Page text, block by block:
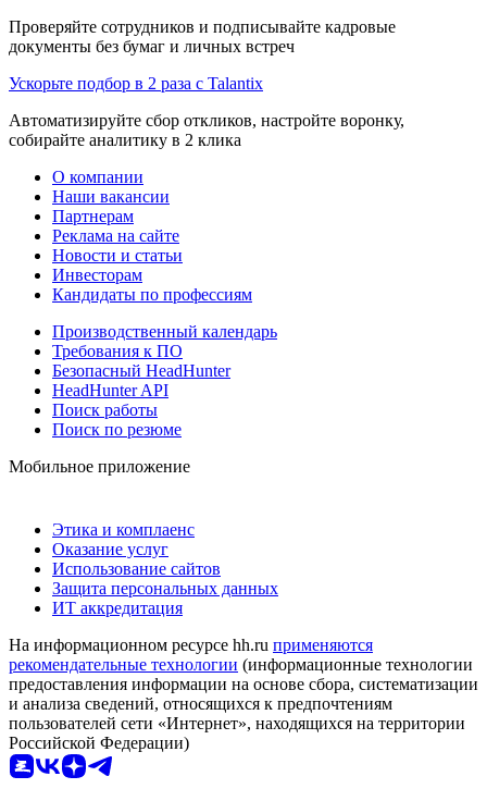
Проверяйте сотрудников и подписывайте кадровые
документы без бумаг и личных встреч
Ускорьте подбор в 2 раза с Talantix
Автоматизируйте сбор откликов, настройте воронку,
собирайте аналитику в 2 клика
О компании
Наши вакансии
Партнерам
Реклама на сайте
Новости и статьи
Инвесторам
Кандидаты по профессиям
Производственный календарь
Требования к ПО
Безопасный HeadHunter
HeadHunter API
Поиск работы
Поиск по резюме
Мобильное приложение
Этика и комплаенс
Оказание услуг
Использование сайтов
Защита персональных данных
ИТ аккредитация
На информационном ресурсе hh.ru применяются
рекомендательные технологии (информационные технологии
предоставления информации на основе сбора, систематизации
и анализа сведений, относящихся к предпочтениям
пользователей сети «Интернет», находящихся на территории
Российской Федерации)